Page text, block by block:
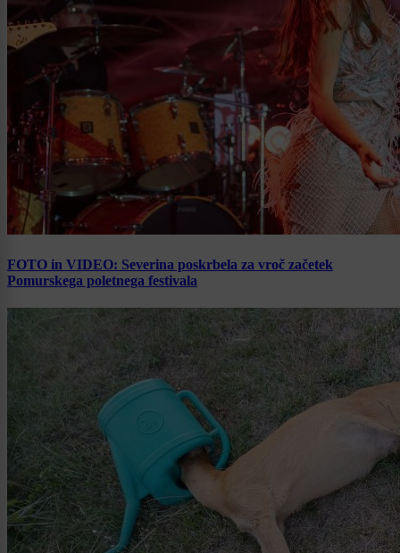
FOTO in VIDEO: Severina poskrbela za vroč začetek
Pomurskega poletnega festivala